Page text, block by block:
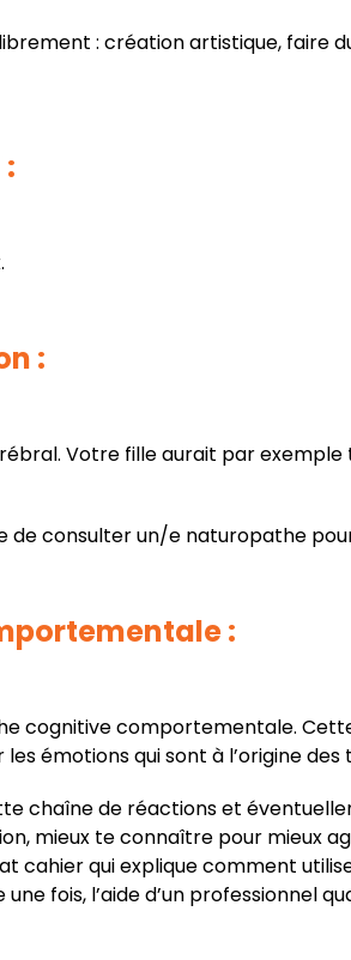
: création artistique, faire
:
Votre fille aurait par
consulter un/e naturopathe
:
cognitive comportementale.
émotions qui sont à l’origine des
chaîne de réactions et
mieux te connaître pour mieux
cahier qui explique comment
fois, l’aide d’un professionnel